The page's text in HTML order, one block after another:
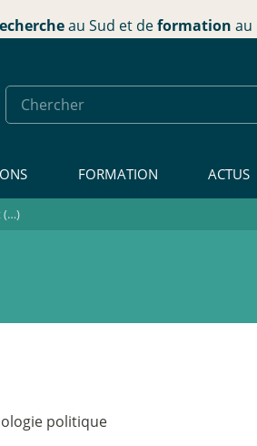
au Sud et deformation au
FORMATION ACTUS
(…)
politique